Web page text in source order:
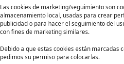
5.3 Cookies
En esta web usamos cookies de
perfil que creamos basado en su
Con estas cookies usted, como